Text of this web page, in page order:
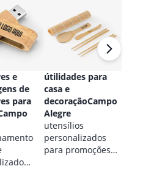
e
de
para
útilidades para
casa e
decoraçãoCampo
Alegre
utensílios
personalizados
para promoções